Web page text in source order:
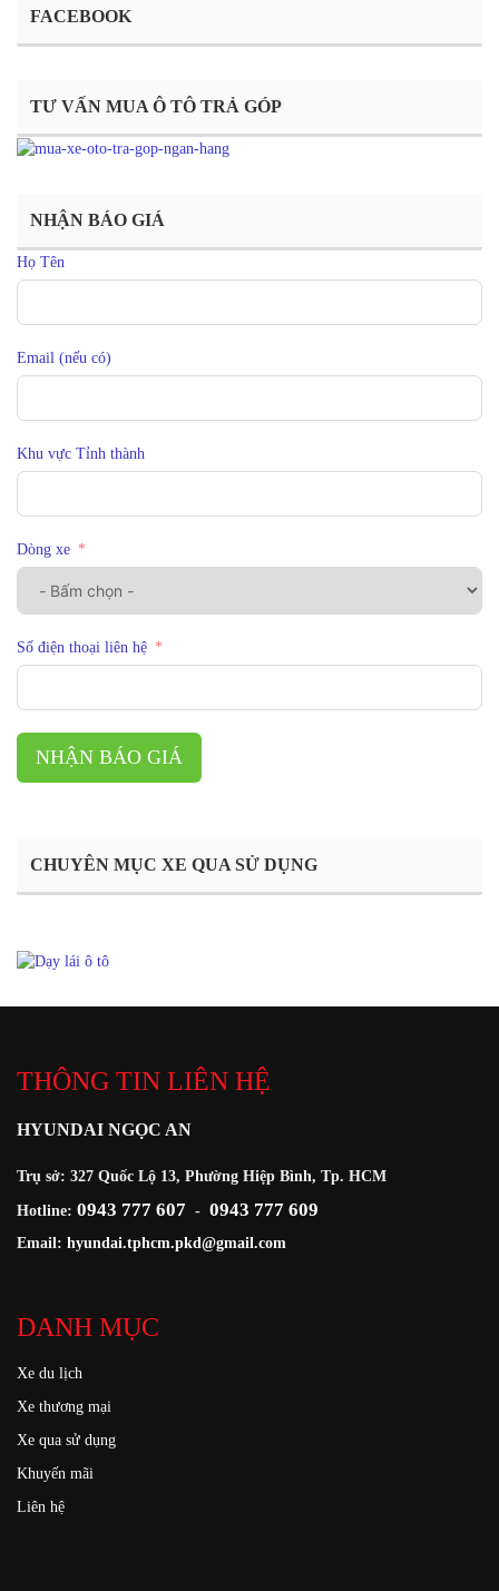
FACEBOOK
TƯ VẤN MUA Ô TÔ TRẢ GÓP
NHẬN BÁO GIÁ
Họ Tên
Email (nếu có)
Khu vực Tỉnh thành
Dòng xe
Số điện thoại liên hệ
NHẬN BÁO GIÁ
CHUYÊN MỤC XE QUA SỬ DỤNG
THÔNG TIN LIÊN HỆ
HYUNDAI NGỌC AN
Trụ sở: 327 Quốc Lộ 13, Phường Hiệp Bình, Tp. HCM
Hotline: 0943 777 607 - 0943 777 609
Email: hyundai.tphcm.pkd@gmail.com
DANH MỤC
Xe du lịch
Xe thương mại
Xe qua sử dụng
Khuyến mãi
Liên hệ